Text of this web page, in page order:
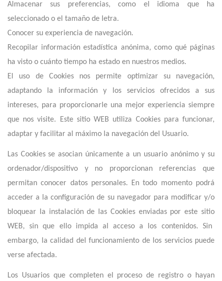
Almacenar sus preferencias, como el idioma que ha
seleccionado o el tamaño de letra.
Conocer su experiencia de navegación.
Recopilar información estadística anónima, como qué páginas
ha visto o cuánto tiempo ha estado en nuestros medios.
El uso de Cookies nos permite optimizar su navegación,
adaptando la información y los servicios ofrecidos a sus
intereses, para proporcionarle una mejor experiencia siempre
que nos visite. Este sitioWEB utiliza Cookies para funcionar,
adaptar y facilitar al máximo la navegación del Usuario.
Las Cookies se asocian únicamente a un usuario anónimo y su
ordenador/dispositivo y no proporcionan referencias que
permitan conocer datos personales. En todo momento podrá
acceder a la configuración de su navegador para modificar y/o
bloquear la instalación de las Cookies enviadas poreste sitio
WEB, sin que ello impida al acceso a los contenidos. Sin
embargo, la calidad del funcionamiento de los servicios puede
verse afectada.
Los Usuarios que completen el proceso de registro o hayan